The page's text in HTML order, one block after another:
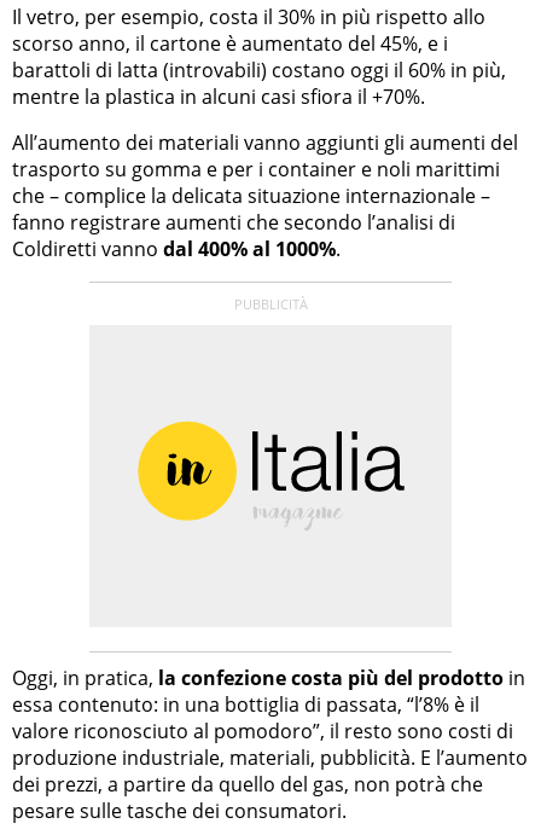
Il vetro, per esempio, costa il 30% in più rispetto allo
scorso anno, il cartone è aumentato del 45%, e i
barattoli di latta (introvabili) costano oggi il 60% in più,
mentre la plastica in alcuni casi sfiora il +70%.
All’aumento dei materiali vanno aggiunti gli aumenti del
trasporto su gomma e per i container e noli marittimi
che – complice la delicata situazione internazionale –
fanno registrare aumenti che secondo l’analisi di
Coldiretti vanno dal 400% al 1000%.
Oggi, in pratica, la confezione costa più del prodotto in
essa contenuto: in una bottiglia di passata, “l’8% è il
valore riconosciuto al pomodoro”, il resto sono costi di
produzione industriale, materiali, pubblicità. E l’aumento
dei prezzi, a partire da quello del gas, non potrà che
pesare sulle tasche dei consumatori.